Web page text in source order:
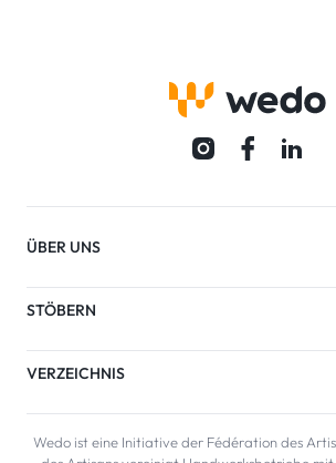
ÜBER UNS
STÖBERN
VERZEICHNIS
Wedo ist eine Initiative der Fédération des